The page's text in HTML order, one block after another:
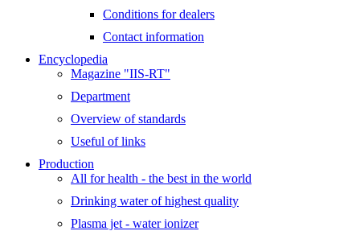
Conditions for dealers
Contact information
Encyclopedia
Magazine "IIS-RT"
Department
Overview of standards
Useful of links
Production
All for health - the best in the world
Drinking water of highest quality
Plasma jet - water ionizer